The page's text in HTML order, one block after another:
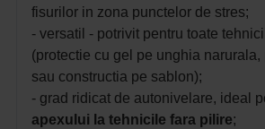
fisurilor in zona punctelor de stres;
- versatil - potrivit pentru toate
(protectie cu gel pe unghia
sau constructia pe sablon);
- grad ridicat de autonivelare, ideal
apexului la tehnicile fara pilire;